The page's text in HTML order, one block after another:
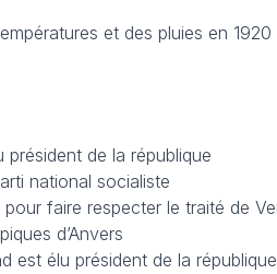
et des pluies en 1920
président de la république
national socialiste
faire respecter le traité de
d’Anvers
est élu président de la république